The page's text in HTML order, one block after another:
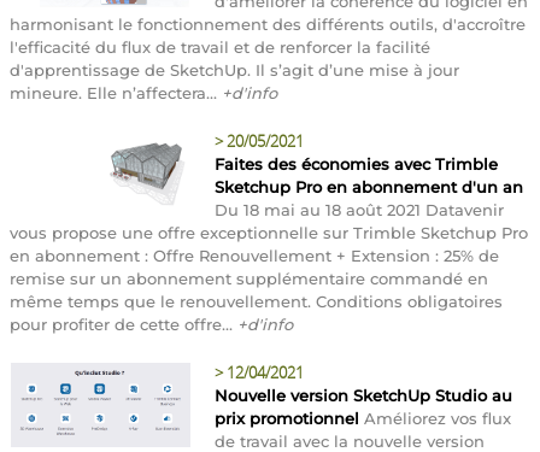
harmonisant le fonctionnement des différents outils, d'accroître
l'efficacité du flux de travail et de renforcer la facilité
d'apprentissage de SketchUp. Il s’agit d’une mise à jour
mineure. Elle n’affectera... +d'info
>20/05/2021
Faites des économies avec Trimble
Sketchup Pro en abonnement d'un an
Du 18 mai au 18 août 2021 Datavenir
vous propose une offre exceptionnelle sur Trimble Sketchup Pro
en abonnement : Offre Renouvellement + Extension : 25% de
remise sur un abonnement supplémentaire commandé en
même temps que le renouvellement. Conditions obligatoires
pour profiter de cette offre... +d'info
> 12/04/2021
Nouvelle version SketchUp Studio au
prix promotionnel Améliorez vos flux
de travail avec la nouvelle version